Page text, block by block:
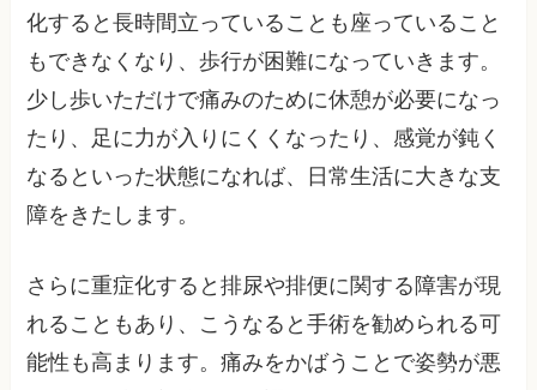
化すると長時間立っていることも座っていること
もできなくなり、歩行が困難になっていきます。
少し歩いただけで痛みのために休憩が必要になっ
たり、足に力が入りにくくなったり、感覚が鈍く
なるといった状態になれば、日常生活に大きな支
障をきたします。
さらに重症化すると排尿や排便に関する障害が現
れることもあり、こうなると手術を勧められる可
能性も高まります。痛みをかばうことで姿勢が悪